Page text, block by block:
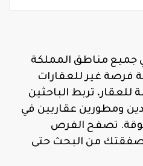
جميع مناطق المملكة
فرصة غير للعقارات
تربط الباحثين
ومطورين عقاريين في
تصفح الفرص
صفقتك من البحث حتى